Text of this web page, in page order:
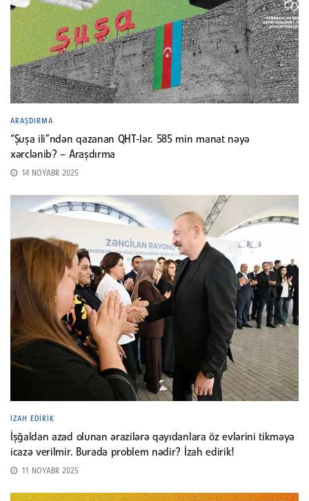
ARAŞDIRMA
“Şuşa ili”ndən qazanan QHT-lər. 585 min manat nəyə
xərclənib? – Araşdırma
14 NOYABR 2025
İZAH EDIRIK
İşğaldan azad olunan ərazilərə qayıdanlara öz evlərini tikməyə
icazə verilmir. Burada problem nədir? İzah edirik!
11 NOYABR 2025